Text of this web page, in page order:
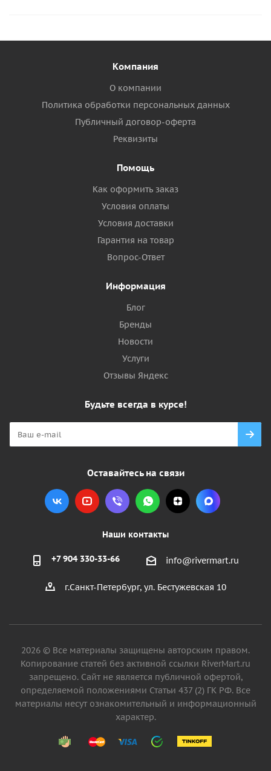
Компания
О компании
Политика обработки персональных данных
Публичный договор-оферта
Реквизиты
Помощь
Как оформить заказ
Условия оплаты
Условия доставки
Гарантия на товар
Вопрос-Ответ
Информация
Блог
Бренды
Новости
Услуги
Отзывы Яндекс
Будьте всегда в курсе!
Оставайтесь на связи
Наши контакты
+7 904 330-33-66 info@rivermart.ru
г.Санкт-Петербург, ул. Бестужевская 10
2026 © Все материалы защищены авторским правом.
Копирование статей без активной ссылки RiverMart.ru
запрещено. Сайт не является публичной офертой,
определяемой положениями Статьи 437 (2) ГК РФ. Все
материалы несут ознакомительный и информационный
характер.